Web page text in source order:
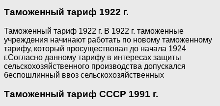
Таможенный тариф 1922 г.
Таможенный тариф 1922 г. В 1922 г. таможенные
учреждения начинают работать по новому таможенному
тарифу, который просуществовал до начала 1924
г.Согласно данному тарифу в интересах защиты
сельскохозяйственного производства допускался
беспошлинный ввоз сельскохозяйственных
Таможенный тариф СССР 1991 г.